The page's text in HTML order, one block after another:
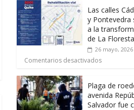
Las calles
y Pontevedra
a la
de La Floresta
26 mayo, 2026
Comentarios desactivados
Plaga de
avenida
Salvador fue